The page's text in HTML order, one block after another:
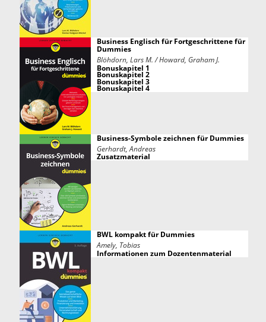
Business Englisch für Fortgeschrittene für
Dummies
Blöhdorn, Lars M. / Howard, Graham J.
Bonuskapitel 1
Bonuskapitel 2
Bonuskapitel 3
Bonuskapitel 4
Business-Symbole zeichnen für Dummies
Gerhardt, Andreas
Zusatzmaterial
BWL kompakt für Dummies
Amely, Tobias
Informationen zum Dozentenmaterial